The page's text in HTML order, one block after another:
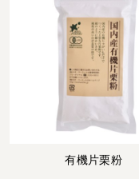
お試しセット
ビオ
スについて 読み
ご
有機片栗粉